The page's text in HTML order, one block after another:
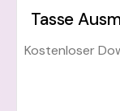
Tasse
Kostenloser